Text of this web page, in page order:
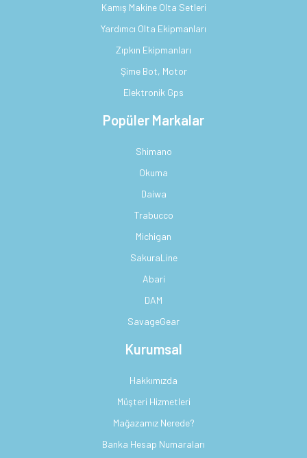
Kamış Makine Olta Setleri
Yardımcı Olta Ekipmanları
Zıpkın Ekipmanları
Şime Bot, Motor
Elektronik Gps
Popüler Markalar
Shimano
Okuma
Daiwa
Trabucco
Michigan
SakuraLine
Abari
DAM
SavageGear
Kurumsal
Hakkımızda
Müşteri Hizmetleri
Mağazamız Nerede?
Banka Hesap Numaraları